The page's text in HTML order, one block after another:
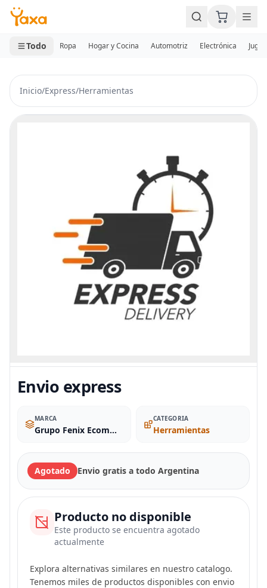
MINI CARRITO
0 productos
Todo Ropa Hogar y Cocina Automotriz Electrónica
Inicio/Express/Herramientas
Envio express
MARCA
Grupo Fenix Ecommerce SA
CATEGORIA
Herramientas
Agotado Envio gratis a todo Argentina
Producto no disponible
Este producto se encuentra agotado
actualmente
Explora alternativas similares en nuestro catalogo.
Tenemos miles de productos disponibles con envio